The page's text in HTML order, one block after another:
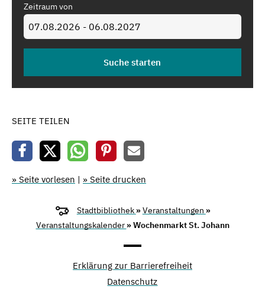
Zeitraum von
SEITE TEILEN
» Seite vorlesen | » Seite drucken
Stadtbibliothek »Veranstaltungen »
Veranstaltungskalender » Wochenmarkt St. Johann
Erklärung zur Barrierefreiheit
Datenschutz